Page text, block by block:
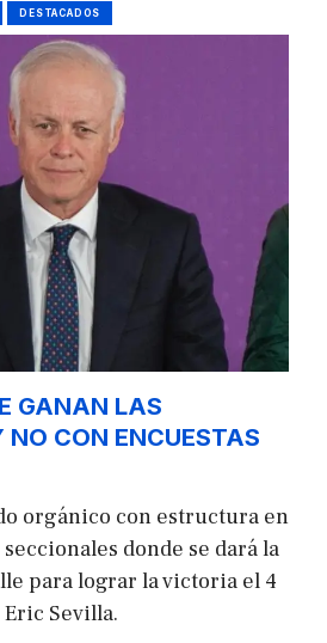
DESTACADOS
GANAN LAS
NO CON ENCUESTAS
orgánico con estructura en
donde se dará la
para lograr la victoria el 4
Sevilla.